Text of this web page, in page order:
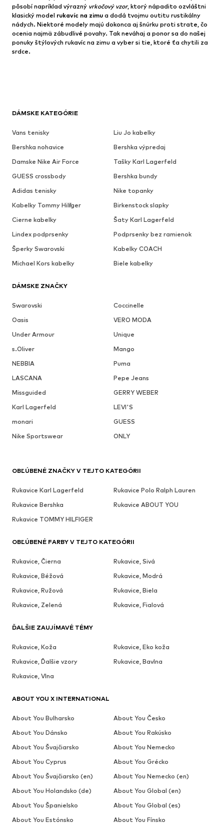
DÁMSKE KATEGÓRIE
Vans tenisky
Liu Jo kabelky
Bershka nohavice
Bershka výpredaj
Damske Nike Air Force
Tašky Karl Lagerfeld
GUESS crossbody
Bershka bundy
Adidas tenisky
Nike topanky
Kabelky Tommy Hilfiger
Birkenstock slapky
Cierne kabelky
Šaty Karl Lagerfeld
Lindex podprsenky
Podprsenky bez ramienok
Šperky Swarovski
Kabelky COACH
Michael Kors kabelky
Biele kabelky
DÁMSKE ZNAČKY
Swarovski
Coccinelle
Oasis
VERO MODA
Under Armour
Unique
s.Oliver
Mango
NEBBIA
Puma
LASCANA
Pepe Jeans
Missguided
GERRY WEBER
Karl Lagerfeld
LEVI'S
monari
GUESS
Nike Sportswear
ONLY
pôsobí napríklad výrazný vrkočový vzor, ktorý nápadito ozvláštni
klasický model rukavíc na zimu a dodá tvojmu outfitu rustikálny
nádych. Niektoré modely majú dokonca aj šnúrku proti strate, čo
ocenia najmä zábudlivé povahy. Tak neváhaj a ponor sa do našej
ponuky štýlových rukavíc na zimu a vyber si tie, ktoré ťa chytili za
srdce.
OBĽÚBENÉ ZNAČKY V TEJTO KATEGÓRII
Rukavice Karl Lagerfeld
Rukavice Polo Ralph Lauren
Rukavice Bershka
Rukavice ABOUT YOU
Rukavice TOMMY HILFIGER
OBĽÚBENÉ FARBY V TEJTO KATEGÓRII
Rukavice, Čierna
Rukavice, Sivá
Rukavice, Béžová
Rukavice, Modrá
Rukavice, Ružová
Rukavice, Biela
Rukavice, Zelená
Rukavice, Fialová
ĎALŠIE ZAUJÍMAVÉ TÉMY
Rukavice, Koža
Rukavice, Eko koža
Rukavice, Ďalšie vzory
Rukavice, Bavlna
Rukavice, Vlna
ABOUT YOU X INTERNATIONAL
About You Bulharsko
About You Česko
About You Dánsko
About You Rakúsko
About You Švajčiarsko
About You Nemecko
About You Cyprus
About You Grécko
About You Švajčiarsko (en)
About You Nemecko (en)
About You Holandsko (de)
About You Global (en)
About You Španielsko
About You Global (es)
About You Estónsko
About You Fínsko